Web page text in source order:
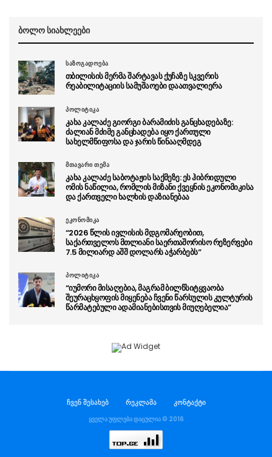
ბოლო სიახლეები
საზოგადოება
თბილისის მერმა შარტავას ქუჩაზე სკვერის
რეაბილიტაციის სამუშაოები დაათვალიერა
პოლიტიკა
კახა კალაძე გიორგი ბარამიძის განცხადებაზე:
ძალიან მძიმე განცხადება იყო ქართული
სახელმწიფოსა და ჯარის წინააღმდეგ
მთავარი თემა
კახა კალაძე საბოტაჟის საქმეზე: ეს ჰიბრიდული
ომის ნაწილია, რომლის მიზანი ქვეყნის ეკონომიკისა
და ქართველი ხალხის დაზიანებაა
ეკონომიკა
“2026 წლის ივლისის მდგომარეობით,
საქართველოს მთლიანი საერთაშორისო რეზერვები
7.5 მილიარდ აშშ დოლარს აჭარბებს”
პოლიტიკა
“იუმორი მისაღებია, მაგრამ ბილწსიტყვაობა
შეურაცხყოფის მიყენება ჩვენი წარსულის კულტურის
წარმატებული ადამიანებისთვის მიუღებელია”
ჩვენ შესახებ რეკლამა კონტაქტი
ყველა უფლება დაცულია © 2016